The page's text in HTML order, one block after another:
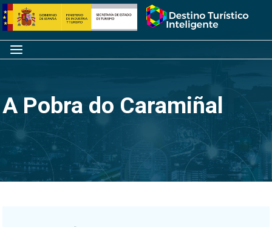
Saltar
al
contenido
Inicio
Menú
A Pobra do Caramiñal